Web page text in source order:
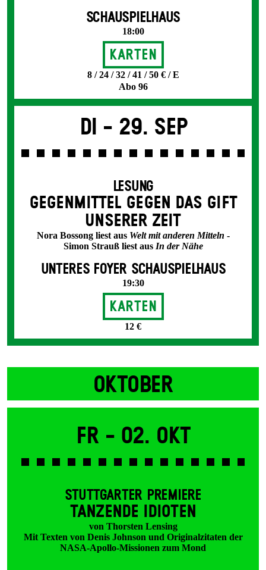
SCHAUSPIELHAUS
18:00
Karten
8 / 24 / 32 / 41 / 50 € / E
Abo 96
Di - 29. Sep
LESUNG
GEGEN­MITTEL GEGEN DAS GIFT
UNSERER ZEIT
Nora Bossong liest aus Welt mit anderen Mitteln -
Simon Strauß liest aus In der Nähe
UNTERES FOYER SCHAUSPIELHAUS
19:30
Karten
12 €
OKTOBER
Fr - 02. Okt
STUTTGARTER PREMIERE
TANZENDE IDIOTEN
von Thorsten Lensing
Mit Texten von Denis Johnson und Originalzitaten der
NASA-Apollo-Missionen zum Mond